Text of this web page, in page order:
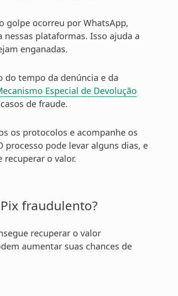
golpe ocorreu por WhatsApp,
plataformas. Isso ajuda a
enganadas.
do tempo da denúncia e da
Especial de Devolução
de fraude.
os protocolos e acompanhe os
pode levar alguns dias, e
o valor.
fraudulento?
recuperar o valor
aumentar suas chances de